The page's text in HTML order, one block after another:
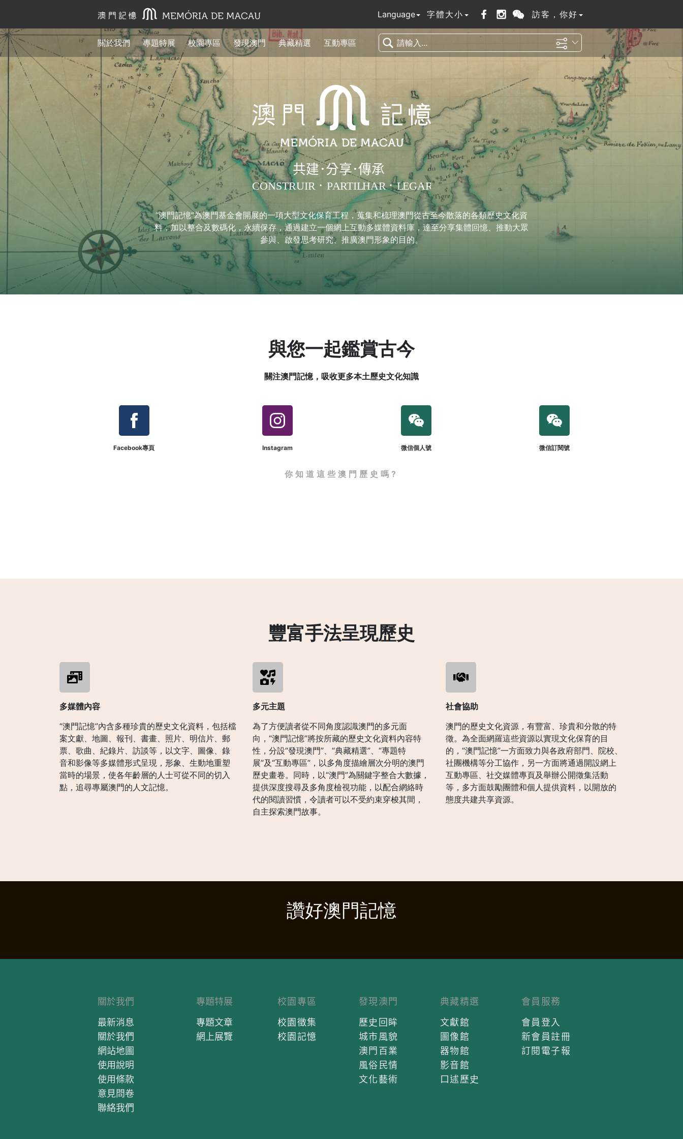
Language 字體大小 訪客，你好
關於我們 專題特展 校園專區 發現澳門 典藏精選 互動專區
“澳門記憶”為澳門基金會開展的一項大型文化保育工程，蒐集和梳理澳門從古至今散落的各類歷史文化資
料，加以整合及數碼化，永續保存，通過建立一個網上互動多媒體資料庫，達至分享集體回憶、推動大眾
參與、啟發思考研究、推廣澳門形象的目的。
與您一起鑑賞古今
關注澳門記憶，吸收更多本土歷史文化知識
Facebook專頁 Instagram 微信個人號 微信訂閱號
你知道這些澳門歷史嗎?
豐富手法呈現歷史
多媒體內容
“澳門記憶”內含多種珍貴的歷史文化資料，包括檔
案文獻、地圖、報刊、書畫、照片、明信片、郵
票、歌曲、紀錄片、訪談等，以文字、圖像、錄
音和影像等多媒體形式呈現，形象、生動地重塑
當時的場景，使各年齡層的人士可從不同的切入
點，追尋專屬澳門的人文記憶。
多元主題
為了方便讀者從不同角度認識澳門的多元面
向，“澳門記憶”將按所藏的歷史文化資料內容特
性，分設“發現澳門”、“典藏精選”、“專題特
展”及“互動專區”，以多角度描繪層次分明的澳門
歷史畫卷。同時，以“澳門”為關鍵字整合大數據，
提供深度搜尋及多角度檢視功能，以配合網絡時
代的閱讀習慣，令讀者可以不受約束穿梭其間，
自主探索澳門故事。
社會協助
澳門的歷史文化資源，有豐富、珍貴和分散的特
徵。為全面網羅這些資源以實現文化保育的目
的，“澳門記憶”一方面致力與各政府部門、院校、
社團機構等分工協作，另一方面將通過開設網上
互動專區、社交媒體專頁及舉辦公開徵集活動
等，多方面鼓勵團體和個人提供資料，以開放的
態度共建共享資源。
讚好澳門記憶
關於我們
最新消息
關於我們
網站地圖
使用說明
使用條款
意見問卷
聯絡我們
專題特展
專題文章
網上展覽
校園專區
校園徵集
校園記憶
發現澳門
歷史回眸
城市風貌
澳門百業
風俗民情
文化藝術
典藏精選
文獻館
圖像館
器物館
影音館
口述歷史
會員服務
會員登入
新會員註冊
訂閱電子報